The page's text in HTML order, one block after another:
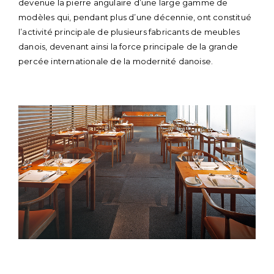
devenue la pierre angulaire d’une large gamme de
modèles qui, pendant plus d’une décennie, ont constitué
l’activité principale de plusieurs fabricants de meubles
danois, devenant ainsi la force principale de la grande
percée internationale de la modernité danoise.